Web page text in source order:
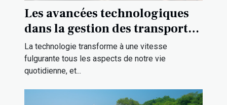
Les avancées technologiques
dans la gestion des transports à
Strasbourg
La technologie transforme à une vitesse
fulgurante tous les aspects de notre vie
quotidienne, et...